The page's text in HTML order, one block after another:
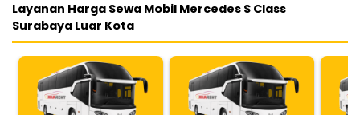
Layanan Harga Sewa Mobil Mercedes S Class
Surabaya Luar Kota